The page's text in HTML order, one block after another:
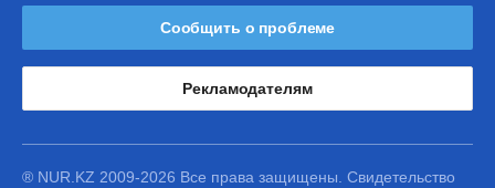
Сообщить о проблеме
Рекламодателям
® NUR.KZ 2009-2026 Все права защищены. Свидетельство